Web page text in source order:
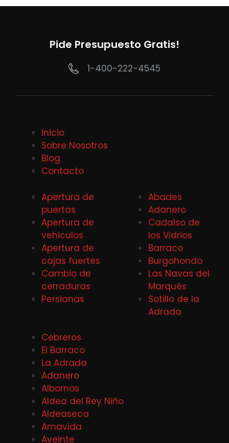
Pide Presupuesto Gratis!
1-400-222-4545
Inicio
Sobre Nosotros
Blog
Contacto
Apertura de
puertas
Apertura de
vehiculos
Apertura de
cajas fuertes
Cambio de
cerraduras
Persianas
Abades
Adanero
Cadalso de
los Vidrios
Barraco
Burgohondo
Las Navas del
Marqués
Sotillo de la
Adrada
Cebreros
El Barraco
La Adrada
Adanero
Albornos
Aldea del Rey Niño
Aldeaseca
Amavida
Aveinte